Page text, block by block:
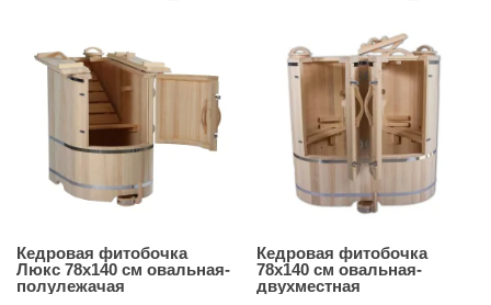
Кедровая фитобочка
Люкс 78х140 см овальная-
полулежачая
Кедровая фитобочка
78х140 см овальная-
двухместная